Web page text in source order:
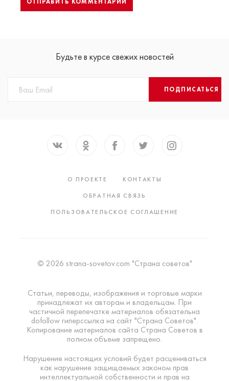
Будьте в курсе свежих новостей
ПОДПИСАТЬСЯ
О ПРОЕКТЕ
КОНТАКТЫ
ОБРАТНАЯ СВЯЗЬ
ПОЛЬЗОВАТЕЛЬСКОЕ СОГЛАШЕНИЕ
© 2026 strana-sovetov.com "Страна советов"
Статьи, переводы, изображения и торговые марки
принадлежат их авторам и владельцам. При
частичной перепечатке материалов обязательна
dofollow гиперссылка на сайт "Страна Советов".
Копирование материалов сайта Страна Советов в
полном объеме запрещено.
Нарушение настоящих условий будет расцениваться
как нарушение защищаемых законом прав
интеллектуальной собственности и прав на